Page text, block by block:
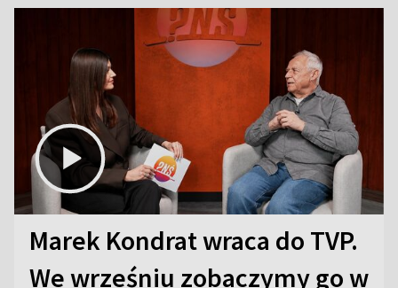
Marek Kondrat wraca do TVP.
We wrześniu zobaczymy go w